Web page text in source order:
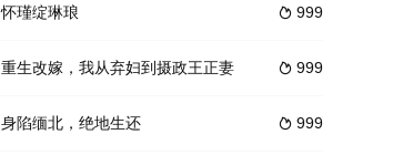
 999
怀瑾绽琳琅
 999
重生改嫁，我从弃妇到摄政王正妻
 999
身陷缅北，绝地生还